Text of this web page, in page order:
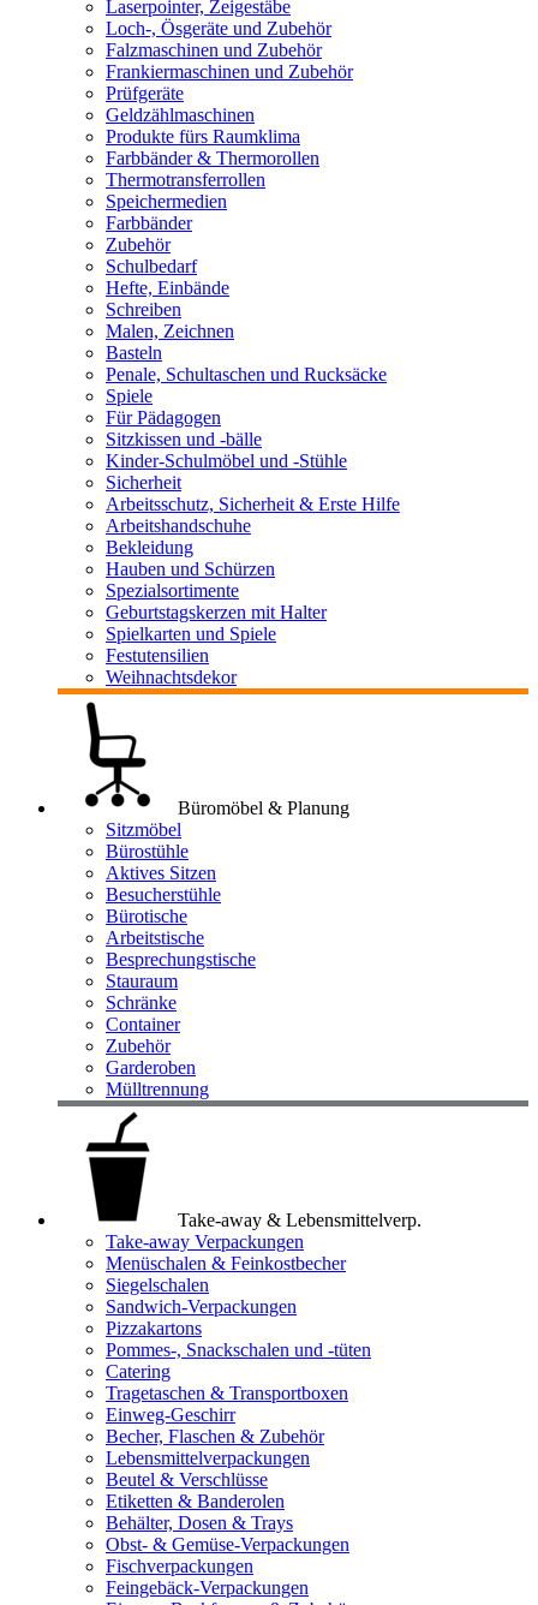
Laserpointer, Zeigestäbe
Loch-, Ösgeräte und Zubehör
Falzmaschinen und Zubehör
Frankiermaschinen und Zubehör
Prüfgeräte
Geldzählmaschinen
Produkte fürs Raumklima
Farbbänder & Thermorollen
Thermotransferrollen
Speichermedien
Farbbänder
Zubehör
Schulbedarf
Hefte, Einbände
Schreiben
Malen, Zeichnen
Basteln
Penale, Schultaschen und Rucksäcke
Spiele
Für Pädagogen
Sitzkissen und -bälle
Kinder-Schulmöbel und -Stühle
Sicherheit
Arbeitsschutz, Sicherheit & Erste Hilfe
Arbeitshandschuhe
Bekleidung
Hauben und Schürzen
Spezialsortimente
Geburtstagskerzen mit Halter
Spielkarten und Spiele
Festutensilien
Weihnachtsdekor
Büromöbel & Planung
Sitzmöbel
Bürostühle
Aktives Sitzen
Besucherstühle
Bürotische
Arbeitstische
Besprechungstische
Stauraum
Schränke
Container
Zubehör
Garderoben
Mülltrennung
Take-away & Lebensmittelverp.
Take-away Verpackungen
Menüschalen & Feinkostbecher
Siegelschalen
Sandwich-Verpackungen
Pizzakartons
Pommes-, Snackschalen und -tüten
Catering
Tragetaschen & Transportboxen
Einweg-Geschirr
Becher, Flaschen & Zubehör
Lebensmittelverpackungen
Beutel & Verschlüsse
Etiketten & Banderolen
Behälter, Dosen & Trays
Obst- & Gemüse-Verpackungen
Fischverpackungen
Feingebäck-Verpackungen